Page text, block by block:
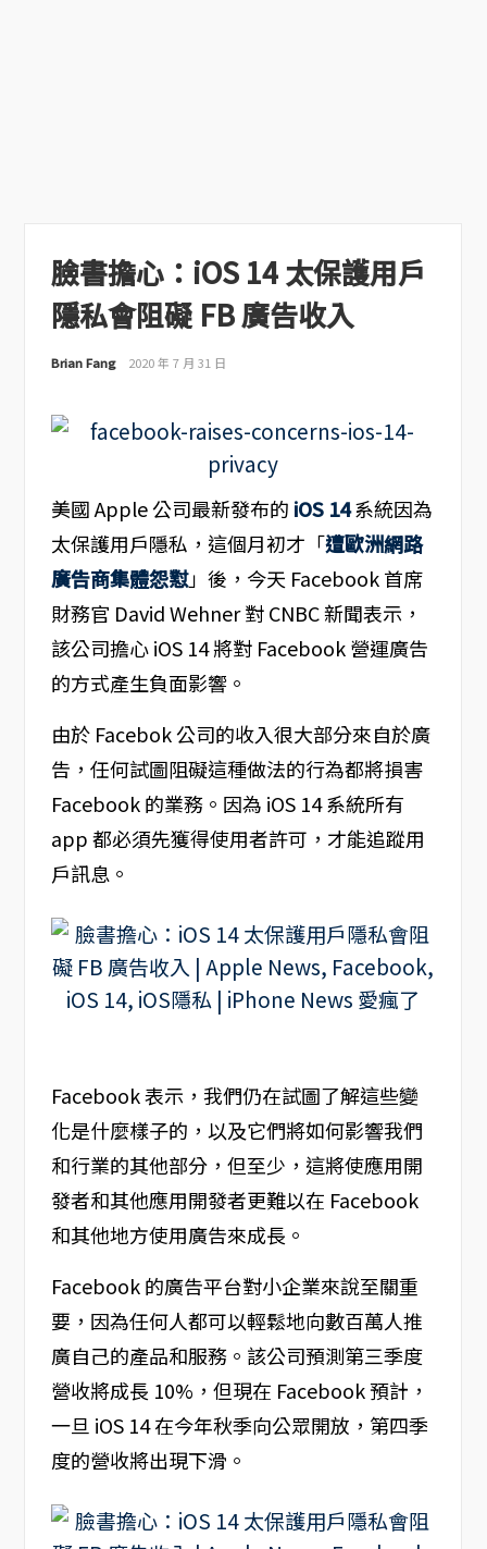
臉書擔心：iOS 14 太保護用戶
隱私會阻礙 FB 廣告收入
Brian Fang 2020 年 7 月 31 日
美國 Apple 公司最新發布的 iOS 14系統因為
太保護用戶隱私，這個月初才「遭歐洲網路
廣告商集體怨懟」後，今天 Facebook 首席
財務官 David Wehner 對 CNBC 新聞表示，
該公司擔心 iOS 14 將對 Facebook 營運廣告
的方式產生負面影響。
由於 Facebok 公司的收入很大部分來自於廣
告，任何試圖阻礙這種做法的行為都將損害
Facebook 的業務。因為 iOS 14 系統所有
app 都必須先獲得使用者許可，才能追蹤用
戶訊息。
Facebook 表示，我們仍在試圖了解這些變
化是什麼樣子的，以及它們將如何影響我們
和行業的其他部分，但至少，這將使應用開
發者和其他應用開發者更難以在 Facebook
和其他地方使用廣告來成長。
Facebook 的廣告平台對小企業來說至關重
要，因為任何人都可以輕鬆地向數百萬人推
廣自己的產品和服務。該公司預測第三季度
營收將成長 10%，但現在 Facebook 預計，
一旦 iOS 14 在今年秋季向公眾開放，第四季
度的營收將出現下滑。